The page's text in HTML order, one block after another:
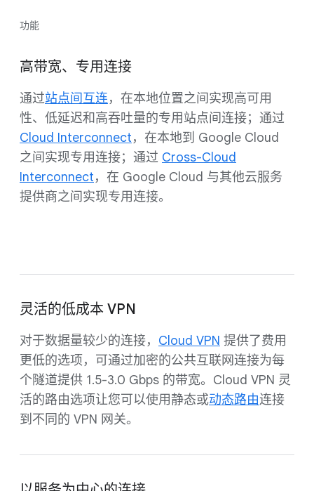
功能
高带宽、专用连接
通过站点间互连，在本地位置之间实现高可用
性、低延迟和高吞吐量的专用站点间连接；通过
Cloud Interconnect，在本地到 Google Cloud
之间实现专用连接；通过 Cross-Cloud
Interconnect，在 Google Cloud 与其他云服务
提供商之间实现专用连接。
灵活的低成本 VPN
对于数据量较少的连接， Cloud VPN 提供了费用
更低的选项，可通过加密的公共互联网连接为每
个隧道提供 1.5-3.0 Gbps 的带宽。Cloud VPN 灵
活的路由选项让您可以使用静态或动态路由连接
到不同的 VPN 网关。